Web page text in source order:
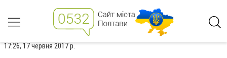
17:26, 17 червня 2017 р.